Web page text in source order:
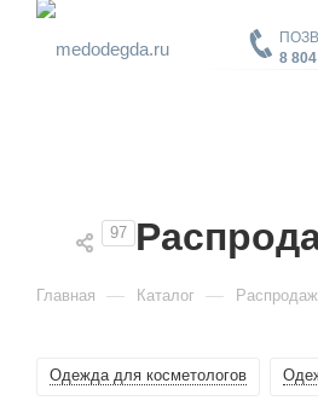
8
97
Главная — Каталог —
Одежда для косметологов